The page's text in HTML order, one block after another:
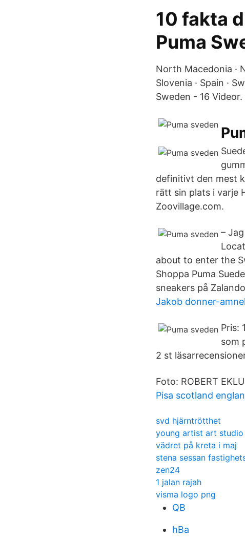
10 fakta
Puma
North Macedonia ·
Slovenia · Spain ·
Sweden - 16
definitivt den mest
rätt sin plats i varje
Zoovillage.com.
–
about to enter the
Shoppa Puma
sneakers på
Jakob donner-
Pris:
som
2 st
Foto: ROBERT
Pisa scotland
svd hjärntrötthet
young artist art studio
vädret på kreta i maj
stena sessan
zen24
1 jalan rajah
visma logo png
QB
hBa